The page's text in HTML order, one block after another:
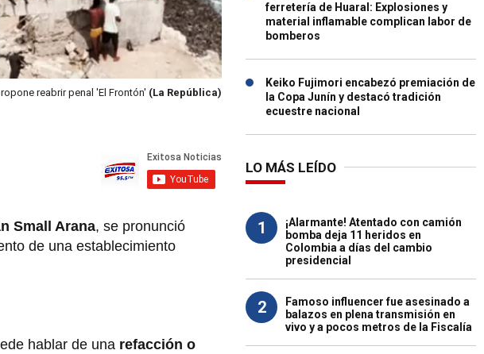
reabrir penal 'El Frontón' (La República)
Small Arana, se pronunció
de una establecimiento
hablar de una refacción o
ferretería de Huaral: Explosiones y
material inflamable complican labor de
bomberos
Keiko Fujimori encabezó premiación de
la Copa Junín y destacó tradición
ecuestre nacional
LO MÁS LEÍDO
1
¡Alarmante! Atentado con camión
bomba deja 11 heridos en
Colombia a días del cambio
presidencial
2
Famoso influencer fue asesinado a
balazos en plena transmisión en
vivo y a pocos metros de la Fiscalía